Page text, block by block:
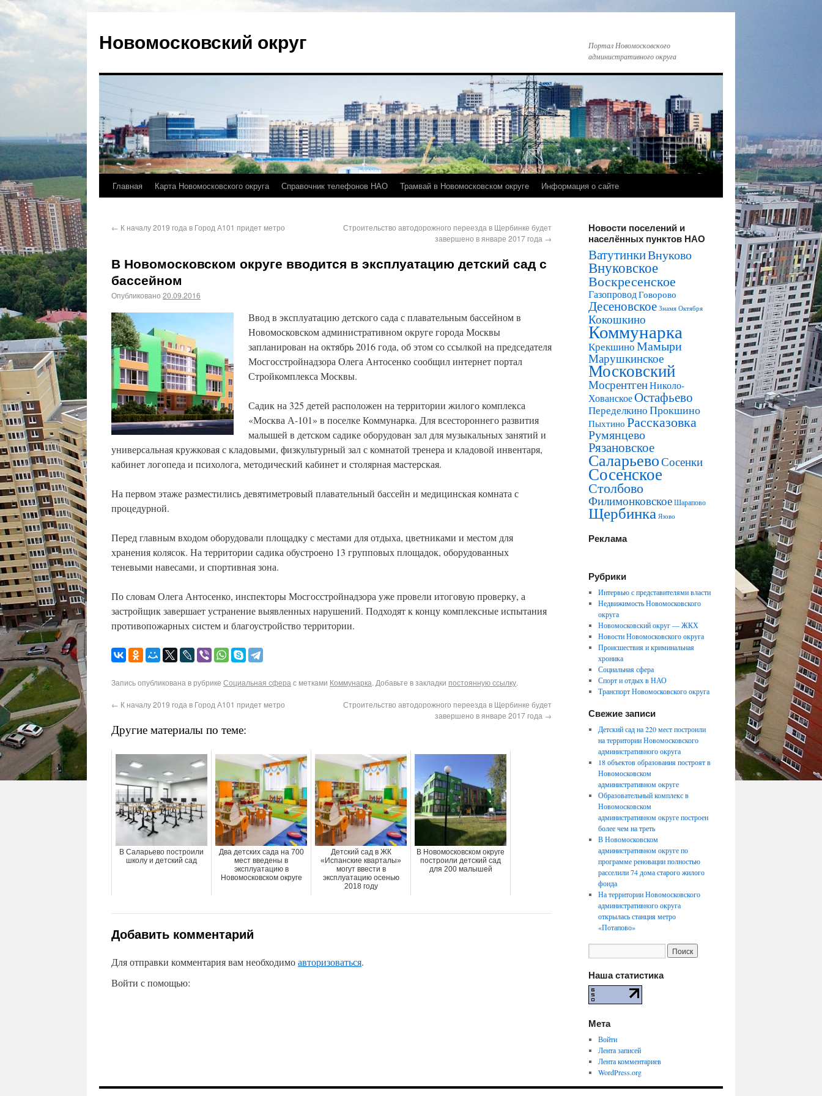
Новомосковский округ
Портал Новомосковского
административного округа
Главная Карта Новомосковского округа Справочник телефонов НАО Трамвай в Новомосковском округе Информация о сайте
← К началу 2019 года в Город А101 придет метро
Строительство автодорожного переезда в Щербинке будет
завершено в январе 2017 года →
В Новомосковском округе вводится в эксплуатацию детский сад с
бассейном
Опубликовано 20.09.2016
Ввод в эксплуатацию детского сада с плавательным бассейном в
Новомосковском административном округе города Москвы
запланирован на октябрь 2016 года, об этом со ссылкой на председателя
Мосгосстройнадзора Олега Антосенко сообщил интернет портал
Стройкомплекса Москвы.
Садик на 325 детей расположен на территории жилого комплекса
«Москва А-101» в поселке Коммунарка. Для всестороннего развития
малышей в детском садике оборудован зал для музыкальных занятий и
универсальная кружковая с кладовыми, физкультурный зал с комнатой тренера и кладовой инвентаря,
кабинет логопеда и психолога, методический кабинет и столярная мастерская.
На первом этаже разместились девятиметровый плавательный бассейн и медицинская комната с
процедурной.
Перед главным входом оборудовали площадку с местами для отдыха, цветниками и местом для
хранения колясок. На территории садика обустроено 13 групповых площадок, оборудованных
теневыми навесами, и спортивная зона.
По словам Олега Антосенко, инспекторы Мосгосстройнадзора уже провели итоговую проверку, а
застройщик завершает устранение выявленных нарушений. Подходят к концу комплексные испытания
противопожарных систем и благоустройство территории.
Запись опубликована в рубрике Социальная сфера с метками Коммунарка. Добавьте в закладки постоянную ссылку.
← К началу 2019 года в Город А101 придет метро
Строительство автодорожного переезда в Щербинке будет
завершено в январе 2017 года →
Другие материалы по теме:
В Саларьево построили
школу и детский сад
Два детских сада на 700
мест введены в
эксплуатацию в
Новомосковском округе
Детский сад в ЖК
«Испанские кварталы»
могут ввести в
эксплуатацию осенью
2018 году
В Новомосковском округе
построили детский сад
для 200 малышей
Добавить комментарий
Для отправки комментария вам необходимоавторизоваться.
Войти с помощью:
Новости поселений и
населённых пунктов НАО
ВатутинкиВнуково
Внуковское
Воскресенское
ГазопроводГоворово
Десеновское Знамя Октября
Кокошкино
Коммунарка
КрекшиноМамыри
Марушкинское
Московский
МосрентгенНиколо-
ХованскоеОстафьево
ПеределкиноПрокшино
Пыхтино Рассказовка
Румянцево
Рязановское
СаларьевоСосенки
Сосенское
Столбово
ФилимонковскоеШарапово
Щербинка Язово
Реклама
Рубрики
Интервью с представителями власти
Недвижимость Новомосковского
округа
Новомосковский округ — ЖКХ
Новости Новомосковского округа
Происшествия и криминальная
хроника
Социальная сфера
Спорт и отдых в НАО
Транспорт Новомосковского округа
Свежие записи
Детский сад на 220 мест построили
на территории Новомосковского
административного округа
18 объектов образования построят в
Новомосковском
административном округе
Образовательный комплекс в
Новомосковском
административном округе построен
более чем на треть
В Новомосковском
административном округе по
программе реновации полностью
расселили 74 дома старого жилого
фонда
На территории Новомосковского
административного округа
открылась станция метро
«Потапово»
Наша статистика
Мета
Войти
Лента записей
Лента комментариев
WordPress.org